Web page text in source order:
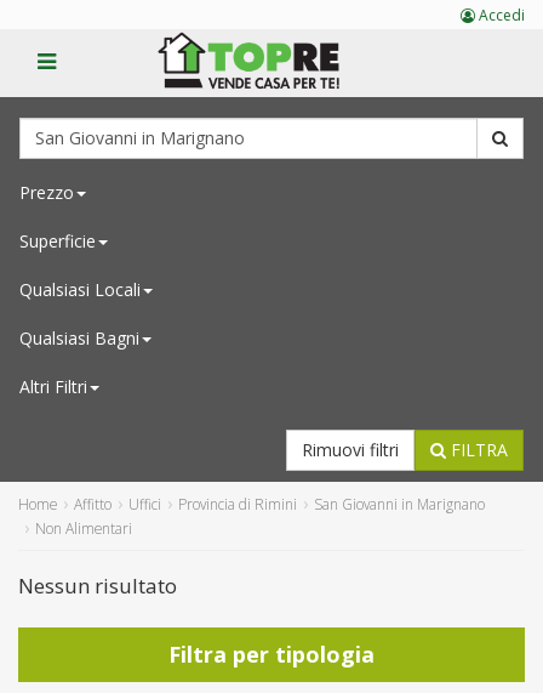
Prezzo
Superficie
Qualsiasi Locali
Qualsiasi Bagni
Altri Filtri
FILTRA
Rimuovi filtri
Home Affitto Uffici Provincia di Rimini
San Giovanni in Marignano
Non Alimentari
Nessun risultato
Filtra per tipologia
Accedi